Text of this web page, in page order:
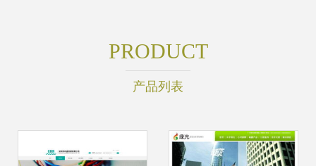
PRODUCT
产品列表